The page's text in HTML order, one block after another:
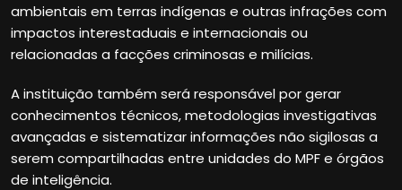
ambientais em terras indígenas e outras infrações com
impactos interestaduais e internacionais ou
relacionadas a facções criminosas e milícias.
A instituição também será responsável por gerar
conhecimentos técnicos, metodologias investigativas
avançadas e sistematizar informações não sigilosas a
serem compartilhadas entre unidades do MPF e órgãos
de inteligência.